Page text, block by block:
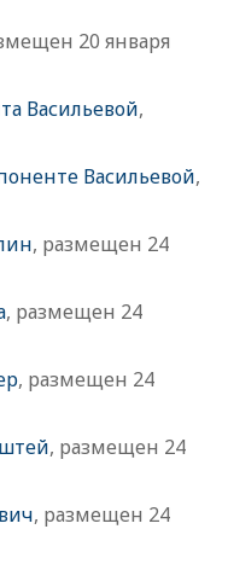
20 января
Васильевой,
Васильевой,
, размещен 24
, размещен 24
, размещен 24
, размещен 24
, размещен 24